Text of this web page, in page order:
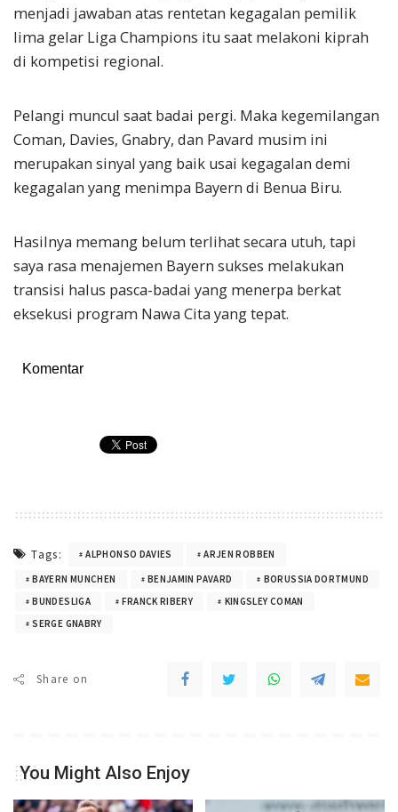
menjadi jawaban atas rentetan kegagalan pemilik
lima gelar Liga Champions itu saat melakoni kiprah
di kompetisi regional.
Pelangi muncul saat badai pergi. Maka kegemilangan
Coman, Davies, Gnabry, dan Pavard musim ini
merupakan sinyal yang baik usai kegagalan demi
kegagalan yang menimpa Bayern di Benua Biru.
Hasilnya memang belum terlihat secara utuh, tapi
saya rasa menajemen Bayern sukses melakukan
transisi halus pasca-badai yang menerpa berkat
eksekusi program Nawa Cita yang tepat.
Komentar
Tags: ALPHONSO DAVIES
ARJEN ROBBEN
BAYERN MUNCHEN
BENJAMIN PAVARD
BORUSSIA DORTMUND
BUNDESLIGA
FRANCK RIBERY
KINGSLEY COMAN
SERGE GNABRY
Share on
You Might Also Enjoy